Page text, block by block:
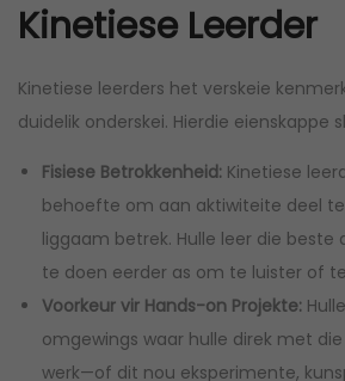
Kinetiese Leerder
Kinetiese leerders het verskeie
duidelik onderskei. Hierdie eienskappe
Fisiese Betrokkenheid: Kinetiese
behoefte om aan aktiwiteite deel
liggaam betrek. Hulle leer die beste
te doen eerder as om te luister of
Voorkeur vir Hands-on Projekte:
omgewings waar hulle direk met
werk—of dit nou eksperimente,